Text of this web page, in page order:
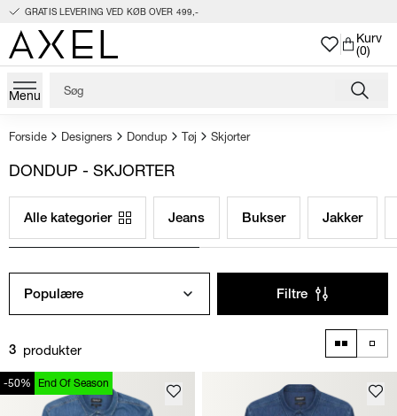
GRATIS LEVERING VED KØB OVER 499,-
Kurv
(0)
Menu
Forside Designers Dondup Tøj Skjorter
DONDUP - SKJORTER
Alle kategorier Jeans Bukser Jakker
Populære Filtre
3 produkter
-50% End Of Season